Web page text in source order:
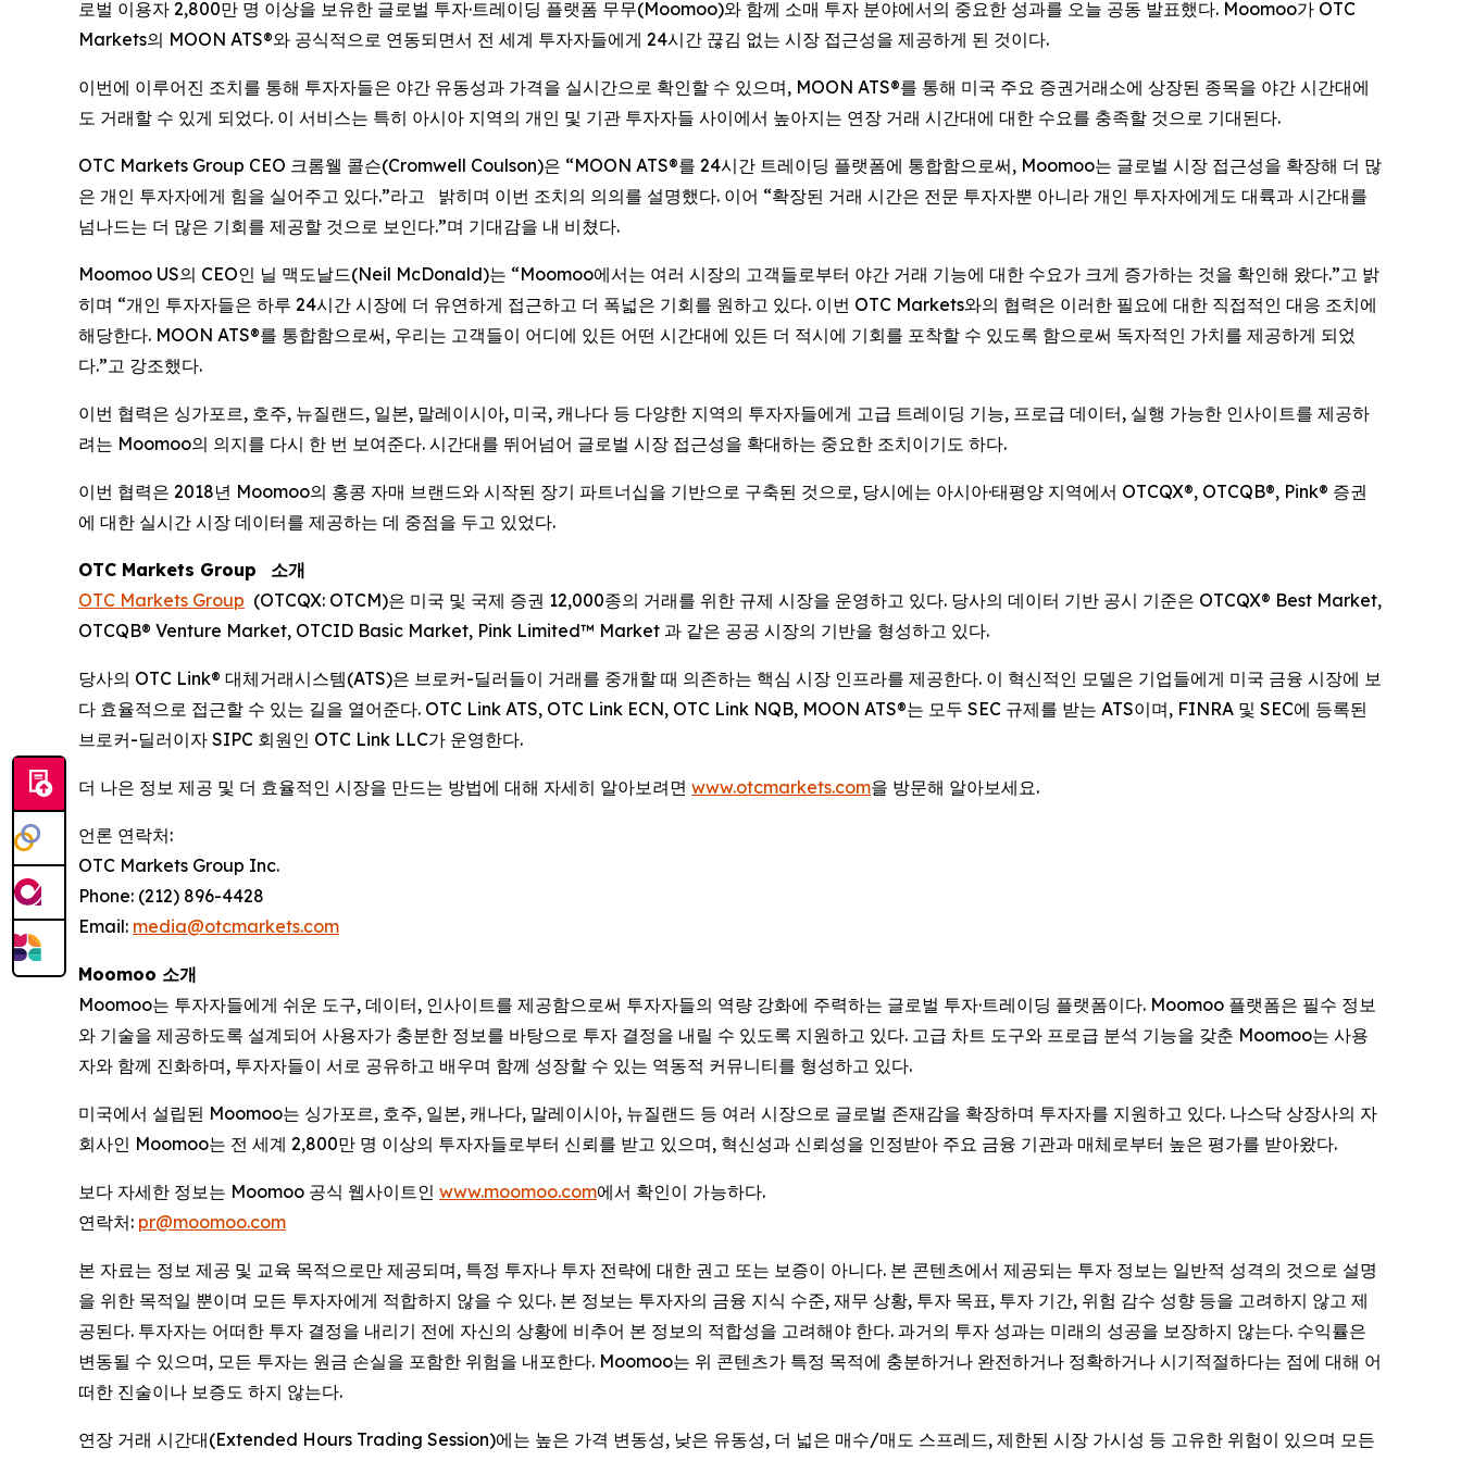
로벌 이용자 2,800만 명 이상을 보유한 글로벌 투자·트레이딩 플랫폼 무무(Moomoo)와 함께 소매 투자 분야에서의 중요한 성과를 오늘 공동 발표했다. Moomoo가 OTC
Markets의 MOON ATS®와 공식적으로 연동되면서 전 세계 투자자들에게 24시간 끊김 없는 시장 접근성을 제공하게 된 것이다.
이번에 이루어진 조치를 통해 투자자들은 야간 유동성과 가격을 실시간으로 확인할 수 있으며, MOON ATS®를 통해 미국 주요 증권거래소에 상장된 종목을 야간 시간대에
도 거래할 수 있게 되었다. 이 서비스는 특히 아시아 지역의 개인 및 기관 투자자들 사이에서 높아지는 연장 거래 시간대에 대한 수요를 충족할 것으로 기대된다.
OTC Markets Group CEO 크롬웰 콜슨(Cromwell Coulson)은 “MOON ATS®를 24시간 트레이딩 플랫폼에 통합함으로써, Moomoo는 글로벌 시장 접근성을 확장해 더 많
은 개인 투자자에게 힘을 실어주고 있다.”라고 밝히며 이번 조치의 의의를 설명했다. 이어 “확장된 거래 시간은 전문 투자자뿐 아니라 개인 투자자에게도 대륙과 시간대를
넘나드는 더 많은 기회를 제공할 것으로 보인다.”며 기대감을 내 비쳤다.
Moomoo US의 CEO인 닐 맥도날드(Neil McDonald)는 “Moomoo에서는 여러 시장의 고객들로부터 야간 거래 기능에 대한 수요가 크게 증가하는 것을 확인해 왔다.”고 밝
히며 “개인 투자자들은 하루 24시간 시장에 더 유연하게 접근하고 더 폭넓은 기회를 원하고 있다. 이번 OTC Markets와의 협력은 이러한 필요에 대한 직접적인 대응 조치에
해당한다. MOON ATS®를 통합함으로써, 우리는 고객들이 어디에 있든 어떤 시간대에 있든 더 적시에 기회를 포착할 수 있도록 함으로써 독자적인 가치를 제공하게 되었
다.”고 강조했다.
이번 협력은 싱가포르, 호주, 뉴질랜드, 일본, 말레이시아, 미국, 캐나다 등 다양한 지역의 투자자들에게 고급 트레이딩 기능, 프로급 데이터, 실행 가능한 인사이트를 제공하
려는 Moomoo의 의지를 다시 한 번 보여준다. 시간대를 뛰어넘어 글로벌 시장 접근성을 확대하는 중요한 조치이기도 하다.
이번 협력은 2018년 Moomoo의 홍콩 자매 브랜드와 시작된 장기 파트너십을 기반으로 구축된 것으로, 당시에는 아시아·태평양 지역에서 OTCQX®, OTCQB®, Pink® 증권
에 대한 실시간 시장 데이터를 제공하는 데 중점을 두고 있었다.
OTC Markets Group
소개
OTC Markets Group (OTCQX: OTCM)은 미국 및 국제 증권 12,000종의 거래를 위한 규제 시장을 운영하고 있다. 당사의 데이터 기반 공시 기준은 OTCQX® Best Market,
OTCQB® Venture Market, OTCID Basic Market, Pink Limited™ Market 과 같은 공공 시장의 기반을 형성하고 있다.
당사의 OTC Link® 대체거래시스템(ATS)은 브로커-딜러들이 거래를 중개할 때 의존하는 핵심 시장 인프라를 제공한다. 이 혁신적인 모델은 기업들에게 미국 금융 시장에 보
다 효율적으로 접근할 수 있는 길을 열어준다. OTC Link ATS, OTC Link ECN, OTC Link NQB, MOON ATS®는 모두 SEC 규제를 받는 ATS이며, FINRA 및 SEC에 등록된
브로커-딜러이자 SIPC 회원인 OTC Link LLC가 운영한다.
더 나은 정보 제공 및 더 효율적인 시장을 만드는 방법에 대해 자세히 알아보려면 www.otcmarkets.com을 방문해 알아보세요.
언론 연락처:
OTC Markets Group Inc.
Phone: (212) 896-4428
Email: media@otcmarkets.com
Moomoo 소개
Moomoo는 투자자들에게 쉬운 도구, 데이터, 인사이트를 제공함으로써 투자자들의 역량 강화에 주력하는 글로벌 투자·트레이딩 플랫폼이다. Moomoo 플랫폼은 필수 정보
와 기술을 제공하도록 설계되어 사용자가 충분한 정보를 바탕으로 투자 결정을 내릴 수 있도록 지원하고 있다. 고급 차트 도구와 프로급 분석 기능을 갖춘 Moomoo는 사용
자와 함께 진화하며, 투자자들이 서로 공유하고 배우며 함께 성장할 수 있는 역동적 커뮤니티를 형성하고 있다.
미국에서 설립된 Moomoo는 싱가포르, 호주, 일본, 캐나다, 말레이시아, 뉴질랜드 등 여러 시장으로 글로벌 존재감을 확장하며 투자자를 지원하고 있다. 나스닥 상장사의 자
회사인 Moomoo는 전 세계 2,800만 명 이상의 투자자들로부터 신뢰를 받고 있으며, 혁신성과 신뢰성을 인정받아 주요 금융 기관과 매체로부터 높은 평가를 받아왔다.
보다 자세한 정보는 Moomoo 공식 웹사이트인 www.moomoo.com에서 확인이 가능하다.
연락처: pr@moomoo.com
본 자료는 정보 제공 및 교육 목적으로만 제공되며, 특정 투자나 투자 전략에 대한 권고 또는 보증이 아니다. 본 콘텐츠에서 제공되는 투자 정보는 일반적 성격의 것으로 설명
을 위한 목적일 뿐이며 모든 투자자에게 적합하지 않을 수 있다. 본 정보는 투자자의 금융 지식 수준, 재무 상황, 투자 목표, 투자 기간, 위험 감수 성향 등을 고려하지 않고 제
공된다. 투자자는 어떠한 투자 결정을 내리기 전에 자신의 상황에 비추어 본 정보의 적합성을 고려해야 한다. 과거의 투자 성과는 미래의 성공을 보장하지 않는다. 수익률은
변동될 수 있으며, 모든 투자는 원금 손실을 포함한 위험을 내포한다. Moomoo는 위 콘텐츠가 특정 목적에 충분하거나 완전하거나 정확하거나 시기적절하다는 점에 대해 어
떠한 진술이나 보증도 하지 않는다.
연장 거래 시간대(Extended Hours Trading Session)에는 높은 가격 변동성, 낮은 유동성, 더 넓은 매수/매도 스프레드, 제한된 시장 가시성 등 고유한 위험이 있으며 모든